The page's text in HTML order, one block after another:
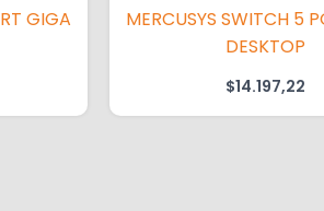
GIGA
MERCUSYS SWITCH 5
DESKTOP
$14.197,22